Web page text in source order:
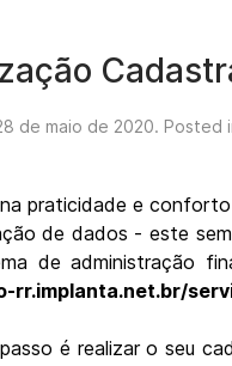
de maio de 2020. Posted
praticidade e
de dados - este
de administração
rr.implanta.net.br/
é realizar o seu